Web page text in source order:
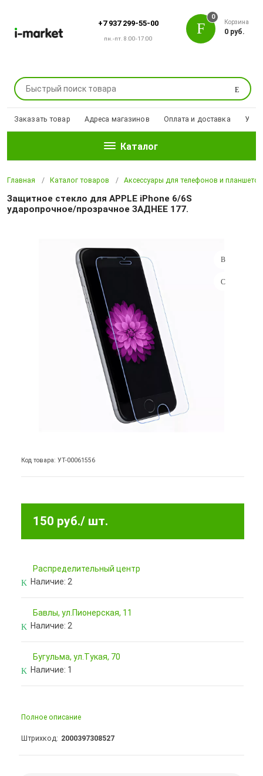
+7 937 299-55-00
пн.-пт. 8:00-17:00
Поиск
0
Корзина
0 руб.
Заказать товар Адреса магазинов Оплата и доставка
Каталог
Главная Каталог товаров Аксессуары для телефонов и планшетов
Защитное стекло для APPLE iPhone 6/6S
ударопрочное/прозрачное ЗАДНЕЕ 177.
Код товара: УТ-00061556
150 руб./ шт.
Pаспределительный центр
Наличие: 2
Бавлы, ул.Пионерская, 11
Наличие: 2
Бугульма, ул.Тукая, 70
Наличие: 1
Полное описание
Штрихкод 2000397308527